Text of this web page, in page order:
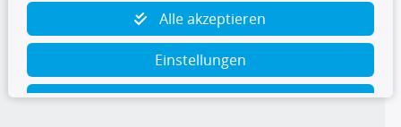
Alle akzeptieren
Einstellungen
Ablehnen